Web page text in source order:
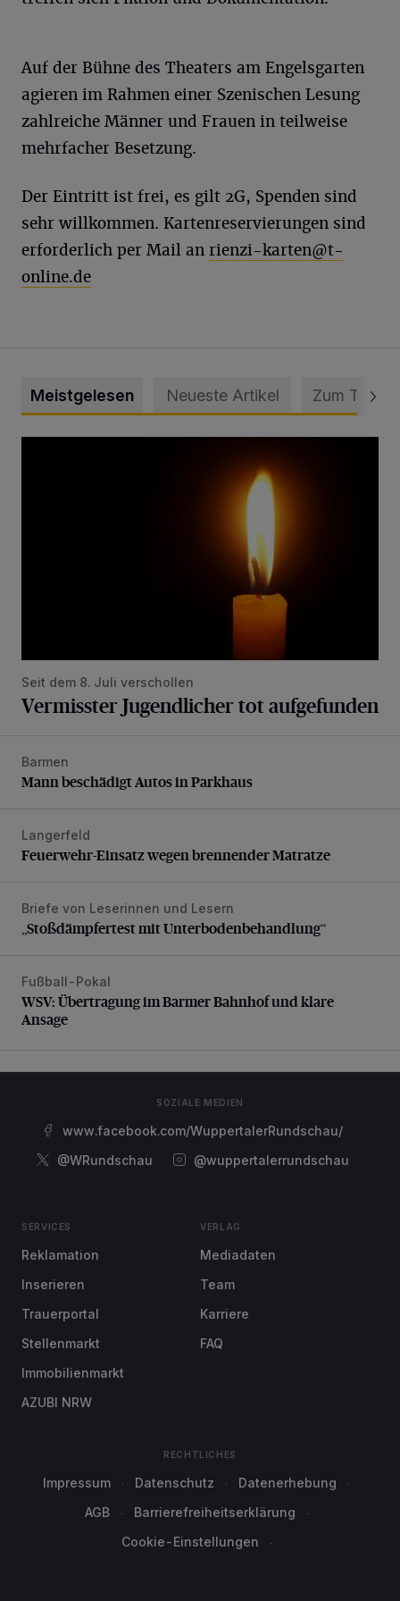
Auf der Bühne des Theaters am Engelsgarten
agieren im Rahmen einer Szenischen Lesung
zahlreiche Männer und Frauen in teilweise
mehrfacher Besetzung.
Der Eintritt ist frei, es gilt 2G, Spenden sind
sehr willkommen. Kartenreservierungen sind
erforderlich per Mail an rienzi-karten@t-
online.de
Meistgelesen Neueste Artikel Zum Thema
Seit dem 8. Juli verschollen
Vermisster Jugendlicher tot aufgefunden
Mann beschädigt Autos in Parkhaus
Barmen
Mann beschädigt Autos in Parkhaus
Feuerwehr-Einsatz wegen brennender Matratze
Langerfeld
Feuerwehr-Einsatz wegen brennender Matratze
„Stoßdämpfertest mit Unterbodenbehandlung“
Briefe von Leserinnen und Lesern
„Stoßdämpfertest mit Unterbodenbehandlung“
WSV: Übertragung im Barmer Bahnhof und klare Ansage
Fußball-Pokal
WSV: Übertragung im Barmer Bahnhof und klare
Ansage
SOZIALE MEDIEN
www.facebook.com/WuppertalerRundschau/
@WRundschau
@wuppertalerrundschau
SERVICES
Reklamation
Inserieren
Trauerportal
Stellenmarkt
Immobilienmarkt
AZUBI NRW
VERLAG
Mediadaten
Team
Karriere
FAQ
RECHTLICHES
Impressum Datenschutz
Datenerhebung
AGB
Barrierefreiheitserklärung
Cookie-Einstellungen